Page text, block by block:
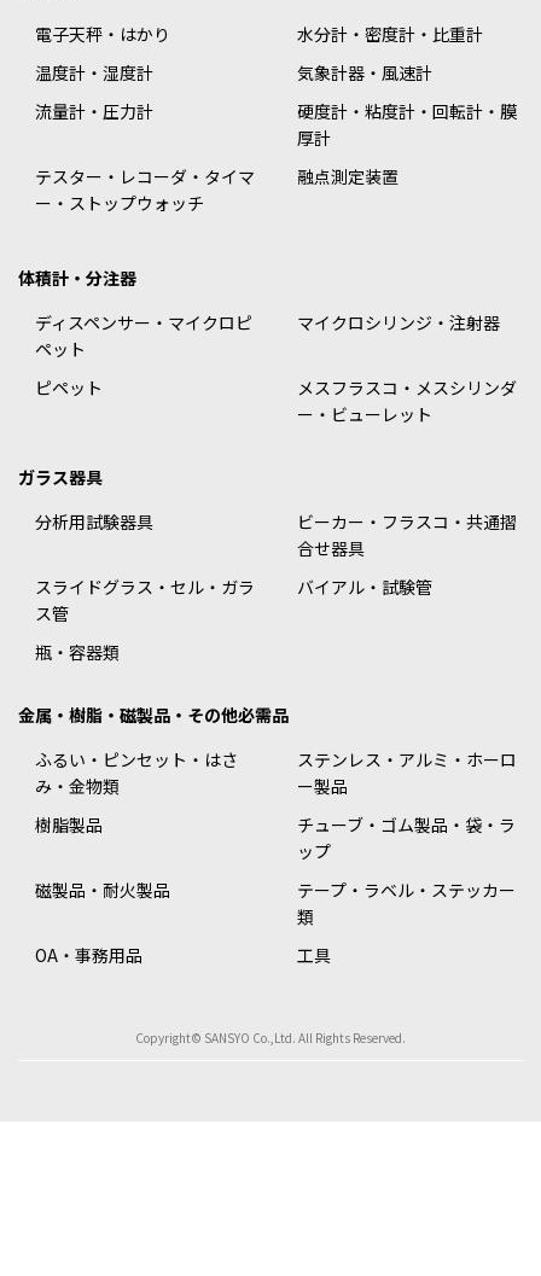
電子天秤・はかり
水分計・密度計・比重計
温度計・湿度計
気象計器・風速計
流量計・圧力計
硬度計・粘度計・回転計・膜
厚計
テスター・レコーダ・タイマ
ー・ストップウォッチ
融点測定装置
体積計・分注器
ディスペンサー・マイクロピ
ペット
マイクロシリンジ・注射器
ピペット
メスフラスコ・メスシリンダ
ー・ビューレット
ガラス器具
分析用試験器具
ビーカー・フラスコ・共通摺
合せ器具
スライドグラス・セル・ガラ
ス管
バイアル・試験管
瓶・容器類
金属・樹脂・磁製品・その他必需品
ふるい・ピンセット・はさ
み・金物類
ステンレス・アルミ・ホーロ
ー製品
樹脂製品
チューブ・ゴム製品・袋・ラ
ップ
磁製品・耐火製品
テープ・ラベル・ステッカー
類
OA・事務用品
工具
Copyright© SANSYO Co.,Ltd. All Rights Reserved.